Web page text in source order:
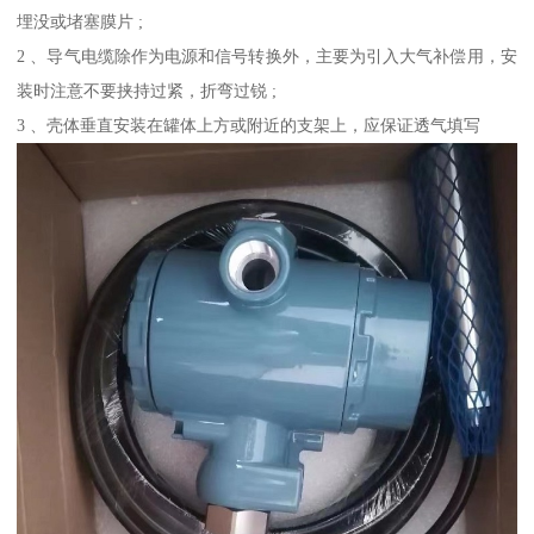
埋没或堵塞膜片 ;
2 、导气电缆除作为电源和信号转换外，主要为引入大气补偿用，安
装时注意不要挟持过紧，折弯过锐 ;
3 、壳体垂直安装在罐体上方或附近的支架上，应保证透气填写